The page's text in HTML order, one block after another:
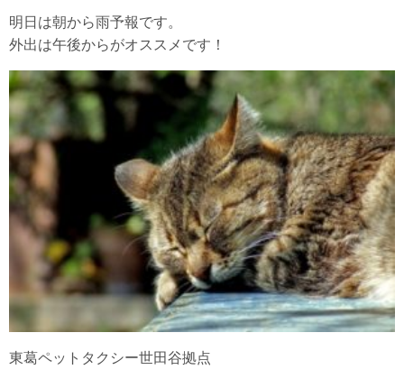
明日は朝から雨予報です。
外出は午後からがオススメです！
東葛ペットタクシー世田谷拠点